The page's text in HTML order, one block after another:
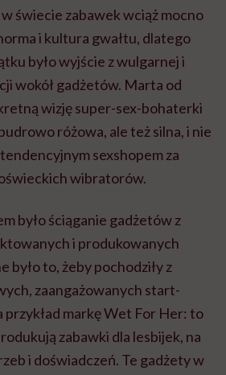
w świecie zabawek wciąż mocno
i kultura gwałtu, dlatego
było wyjście z wulgarnej i
wokół gadżetów. Marta od
wizjęsuper-sex-bohaterki
różowa, ale też silna, i nie
sexshopemza
wibratorów.
było ściąganie gadżetów z
i produkowanych
było to, żeby pochodziły z
, zaangażowanych start-
przykład markę Wet For Her: to
zabawki dla lesbijek, na
i doświadczeń. Te gadżety w